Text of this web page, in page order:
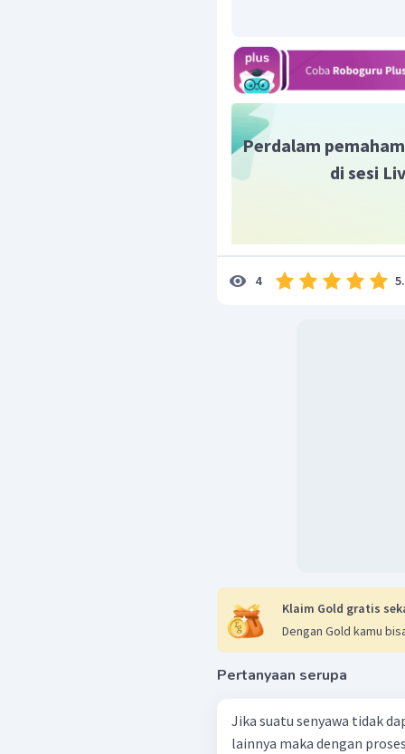
Perdalam
di sesi
4
Klaim Gold gratis
Dengan Gold kamu
Pertanyaan serupa
Jika suatu senyawa tidak
lainnya maka dengan